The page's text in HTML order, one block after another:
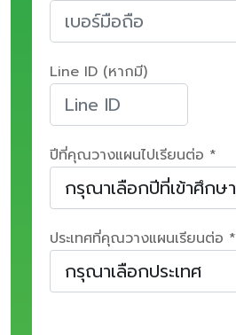
Line ID (หากมี)
ปีที่คุณวางแผนไปเรียนต่อ *
ประเทศที่คุณวางแผนเรียนต่อ *